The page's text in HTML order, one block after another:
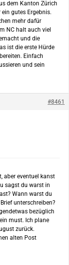
dem Kanton Zürich
gutes Ergebnis.
mehr dafür
NC halt auch viel
und die
ist die erste Hürde
Einfach
und sein
#8461
aber eventuel kanst
sagst du warst in
Wann warst du
unterschreiben?
bezüglich
must. Ich plane
zurück.
alten Post